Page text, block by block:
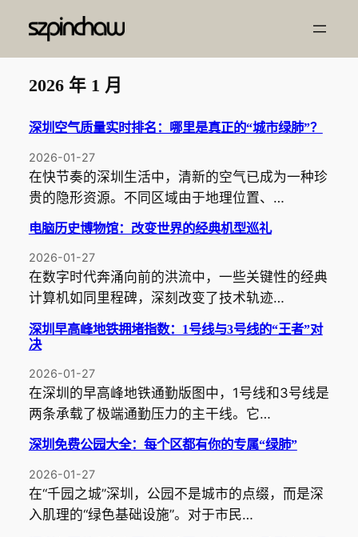
2026 年 1 月
深圳空气质量实时排名：哪里是真正的“城市绿肺”？
2026-01-27
在快节奏的深圳生活中，清新的空气已成为一种珍
贵的隐形资源。不同区域由于地理位置、…
电脑历史博物馆：改变世界的经典机型巡礼
2026-01-27
在数字时代奔涌向前的洪流中，一些关键性的经典
计算机如同里程碑，深刻改变了技术轨迹…
深圳早高峰地铁拥堵指数：1号线与3号线的“王者”对
决
2026-01-27
在深圳的早高峰地铁通勤版图中，1号线和3号线是
两条承载了极端通勤压力的主干线。它…
深圳免费公园大全：每个区都有你的专属“绿肺”
2026-01-27
在“千园之城”深圳，公园不是城市的点缀，而是深
入肌理的“绿色基础设施”。对于市民…